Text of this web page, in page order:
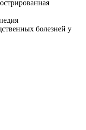
болезней у